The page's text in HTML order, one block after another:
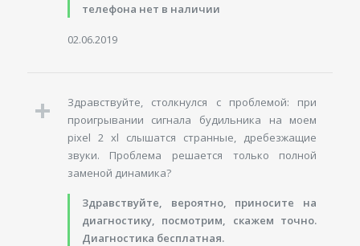
телефона нет в наличии
02.06.2019
Здравствуйте, столкнулся с проблемой: при
проигрывании сигнала будильника на моем
pixel 2 xl слышатся странные, дребезжащие
звуки. Проблема решается только полной
заменой динамика?
Здравствуйте, вероятно, приносите на
диагностику, посмотрим, скажем точно.
Диагностика бесплатная.